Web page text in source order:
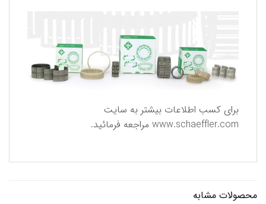
برای كسب اطلاعات بیشتر به سایت
www.schaeffler.com مراجعه فرمائید.
محصولات مشابه